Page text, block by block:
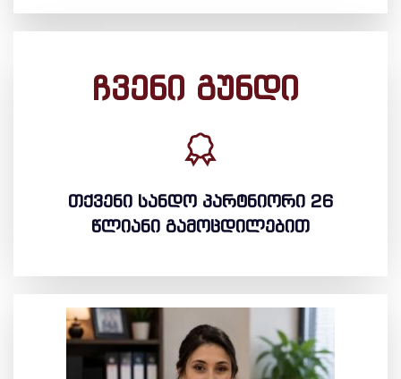
ჩვენი გუნდი
თქვენი სანდო პარტნიორი 26
წლიანი გამოცდილებით